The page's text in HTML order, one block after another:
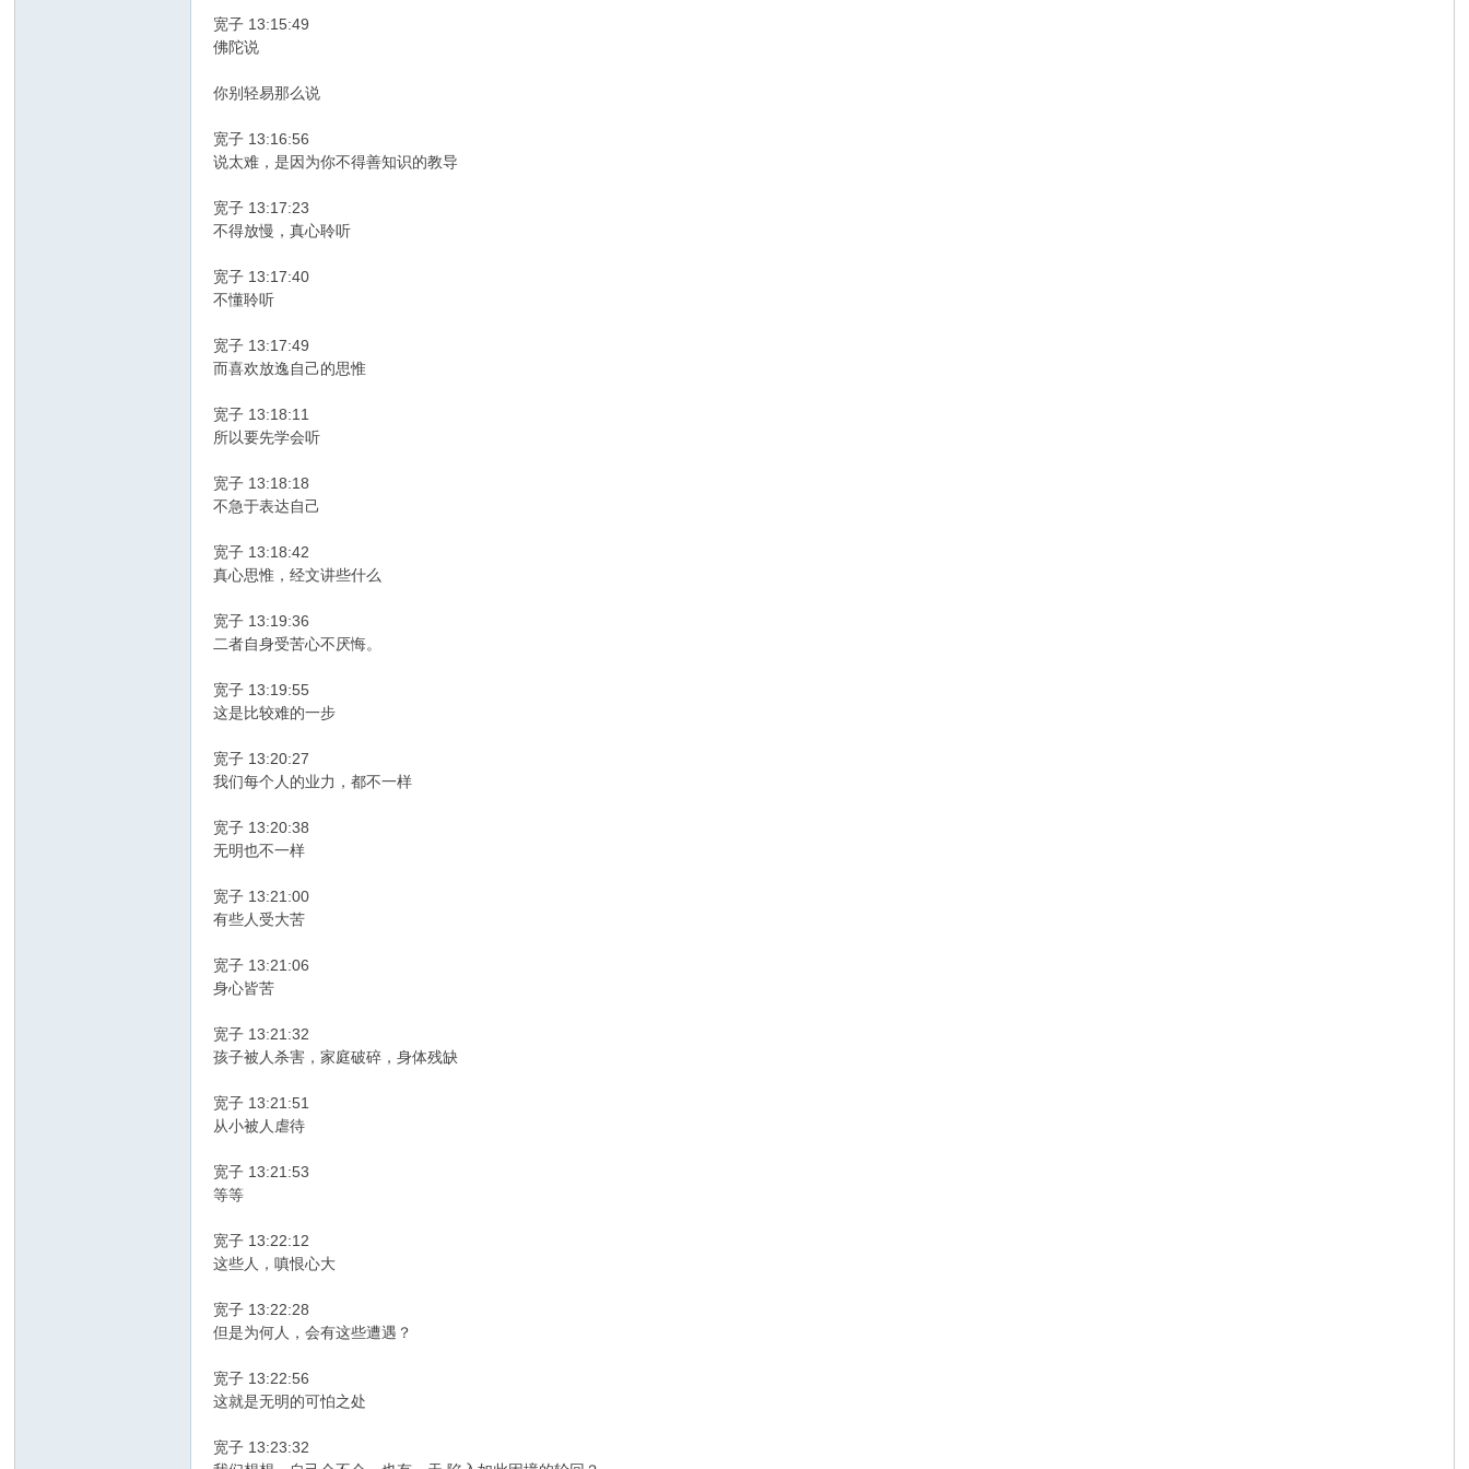
宽子 13:15:49
佛陀说
你别轻易那么说
宽子 13:16:56
说太难，是因为你不得善知识的教导
宽子 13:17:23
不得放慢，真心聆听
宽子 13:17:40
不懂聆听
宽子 13:17:49
而喜欢放逸自己的思惟
宽子 13:18:11
所以要先学会听
宽子 13:18:18
不急于表达自己
宽子 13:18:42
真心思惟，经文讲些什么
宽子 13:19:36
二者自身受苦心不厌悔。
宽子 13:19:55
这是比较难的一步
宽子 13:20:27
我们每个人的业力，都不一样
宽子 13:20:38
无明也不一样
宽子 13:21:00
有些人受大苦
宽子 13:21:06
身心皆苦
宽子 13:21:32
孩子被人杀害，家庭破碎，身体残缺
宽子 13:21:51
从小被人虐待
宽子 13:21:53
等等
宽子 13:22:12
这些人，嗔恨心大
宽子 13:22:28
但是为何人，会有这些遭遇？
宽子 13:22:56
这就是无明的可怕之处
宽子 13:23:32